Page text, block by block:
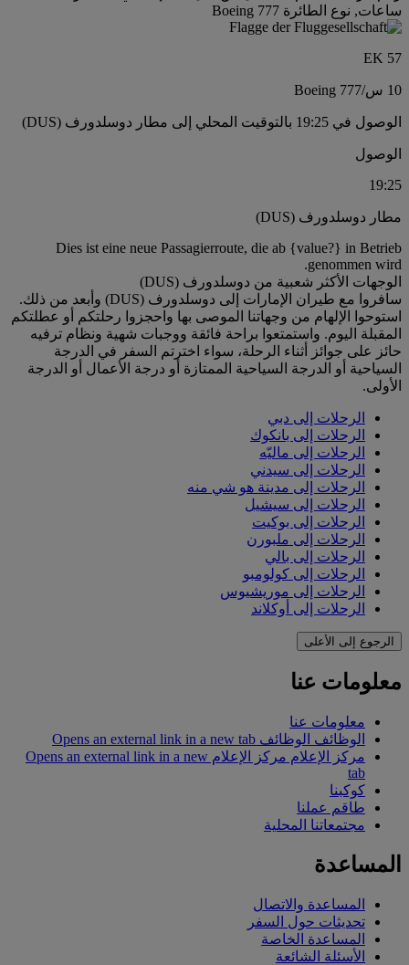
ساعات, نوع الطائرة Boeing 777
EK 57
10 س /
Boeing 777
الوصول في 19:25 بالتوقيت المحلي إلى مطار دوسلدورف (DUS)
الوصول
19:25
مطار دوسلدورف (DUS)
Dies ist eine neue Passagierroute, die ab {value?} in Betrieb
genommen wird.
الوجهات الأكثر شعبية من دوسلدورف (DUS)
سافروا مع طيران الإمارات إلى دوسلدورف (DUS) وأبعد من ذلك.
استوحوا الإلهام من وجهاتنا الموصى بها واحجزوا رحلتكم أو عطلتكم
المقبلة اليوم. واستمتعوا براحة فائقة ووجبات شهية ونظام ترفيه
حائز على جوائز أثناء الرحلة، سواء اخترتم السفر في الدرجة
السياحية أو الدرجة السياحية الممتازة أو درجة الأعمال أو الدرجة
الأولى.
الرحلات إلى دبي
الرحلات إلى بانكوك
الرحلات إلى ماليّه
الرحلات إلى سيدني
الرحلات إلى مدينة هو شي منه
الرحلات إلى سيشيل
الرحلات إلى بوكيت
الرحلات إلى ملبورن
الرحلات إلى بالي
الرحلات إلى كولومبو
الرحلات إلى موريشيوس
الرحلات إلى أوكلاند
الرجوع إلى الأعلى
معلومات عنا
معلومات عنا
الوظائف الوظائف Opens an external link in a new tab
مركز الإعلام
مركز الإعلام Opens an external link in a new
tab
كوكبنا
طاقم عملنا
مجتمعاتنا المحلية
المساعدة
المساعدة والاتصال
تحديثات حول السفر
المساعدة الخاصة
الأسئلة الشائعة